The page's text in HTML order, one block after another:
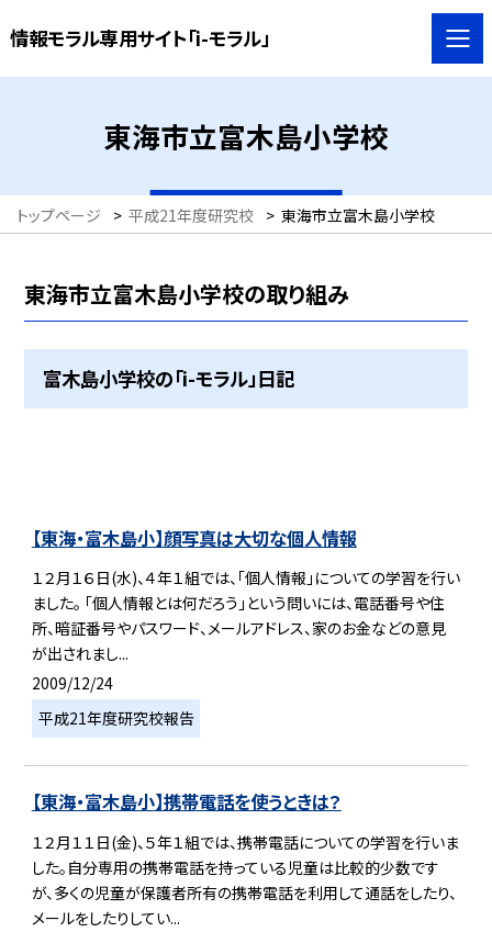
情報モラル専用サイト「i-モラル」
東海市立富木島小学校
トップページ > 平成21年度研究校 > 東海市立富木島小学校
東海市立富木島小学校の取り組み
富木島小学校の「i-モラル」日記
【東海・富木島小】顔写真は大切な個人情報
１２月１６日(水)、４年１組では、「個人情報」についての学習を行い
ました。 「個人情報とは何だろう」という問いには、電話番号や住
所、暗証番号やパスワード、メールアドレス、家のお金などの意見
が出されまし...
2009/12/24
平成21年度研究校報告
【東海・富木島小】携帯電話を使うときは？
１２月１１日(金)、５年１組では、携帯電話についての学習を行いま
した。自分専用の携帯電話を持っている児童は比較的少数です
が、多くの児童が保護者所有の携帯電話を利用して通話をしたり、
メールをしたりしてい...